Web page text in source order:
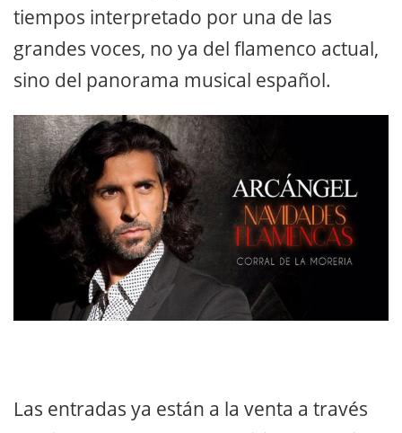
tiempos interpretado por una de las
grandes voces, no ya del flamenco actual,
sino del panorama musical español.
Las entradas ya están a la venta a través